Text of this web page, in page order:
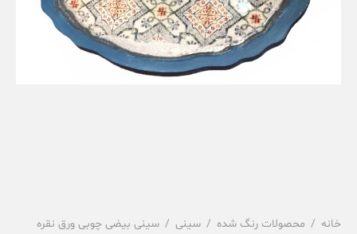
خانه / محصولات رنگ شده / سینی / سینی بیضی چوبی ورق نقره